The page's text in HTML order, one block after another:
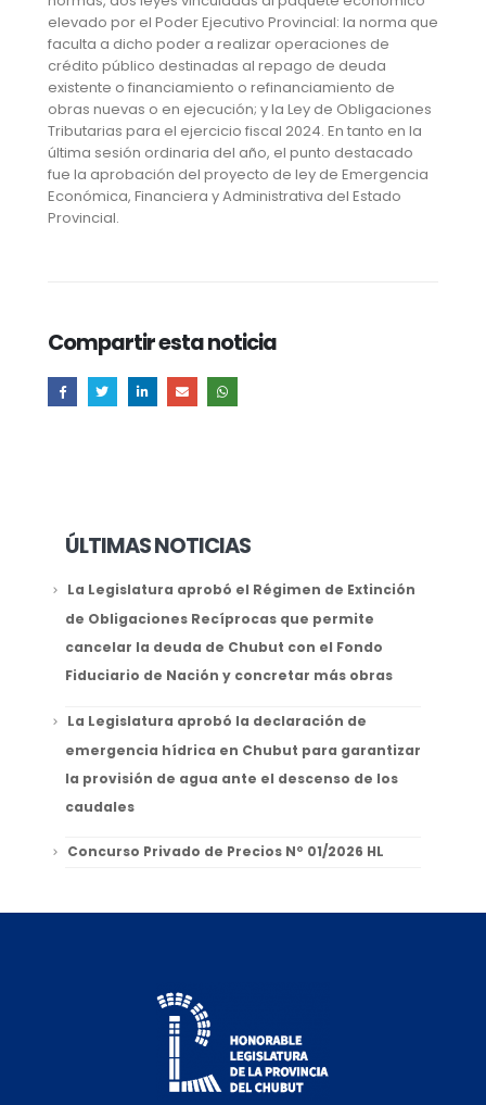
elevado por el Poder Ejecutivo Provincial: la norma que
faculta a dicho poder a realizar operaciones de
crédito público destinadas al repago de deuda
existente o financiamiento o refinanciamiento de
obras nuevas o en ejecución; y la Ley de Obligaciones
Tributarias para el ejercicio fiscal 2024. En tanto en la
última sesión ordinaria del año, el punto destacado
fue la aprobación del proyecto de ley de Emergencia
Económica, Financiera y Administrativa del Estado
Provincial.
Compartir esta noticia
ÚLTIMAS NOTICIAS
La Legislatura aprobó el Régimen de Extinción
de Obligaciones Recíprocas que permite
cancelar la deuda de Chubut con el Fondo
Fiduciario de Nación y concretar más obras
La Legislatura aprobó la declaración de
emergencia hídrica en Chubut para garantizar
la provisión de agua ante el descenso de los
caudales
Concurso Privado de Precios Nº 01/2026 HL